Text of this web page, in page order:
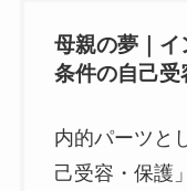
母親の夢｜イ
条件の自己受
内的パーツと
己受容・保護